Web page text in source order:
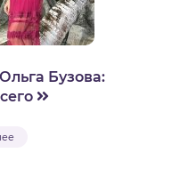
Бузова: